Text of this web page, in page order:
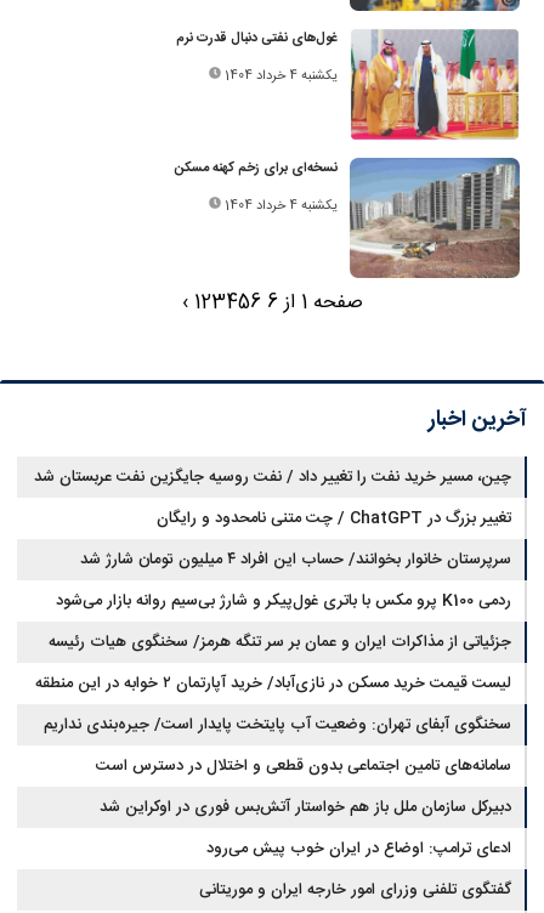
غول‌های نفتی دنبال قدرت نرم
یکشنبه 4 خرداد 1404
نسخه‌ای برای زخم کهنه مسکن
یکشنبه 4 خرداد 1404
صفحه 1 از 6 123456
›
آخرین اخبار
چین، مسیر خرید نفت را تغییر داد / نفت روسیه جایگزین نفت عربستان شد
تغییر بزرگ در ChatGPT / چت متنی نامحدود و رایگان
سرپرستان خانوار بخوانند/ حساب این افراد ۴ میلیون تومان شارژ شد
ردمی K100 پرو مکس با باتری غول‌پیکر و شارژ بی‌سیم روانه بازار می‌شود
جزئیاتی از مذاکرات ایران و عمان بر سر تنگه هرمز/ سخنگوی هیات رئیسه
مجلس: بیانیه‌ای شامل تصحیح مسیر تردد دریایی در تنگه، در آستانه نهایی شدن
است
لیست قیمت خرید مسکن در نازی‌آباد/ خرید آپارتمان ۲ خوابه در این منطقه
چقدر سرمایه نیاز دارد؟ + جدول مردادماه ۱۴۰۵
سخنگوی آبفای تهران: وضعیت آب پایتخت پایدار است/ جیره‌بندی نداریم
سامانه‌های تامین اجتماعی بدون قطعی و اختلال در دسترس است
دبیرکل سازمان ملل باز هم خواستار آتش‌بس فوری در اوکراین شد
ادعای ترامپ: اوضاع در ایران خوب پیش می‌رود
گفتگوی تلفنی وزرای امور خارجه ایران و موریتانی